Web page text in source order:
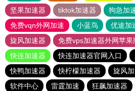
坚果加速器
tiktok加速器
狗急加
免费vqn外网加速
小蓝鸟 优途加
旋风加速器
免费vps加速器外网苹果
快连加速器
快连加速器官网入口
快鸭加速器
快柠檬加速器 旋风
软件中心
雷霆加速 狂飙加速器